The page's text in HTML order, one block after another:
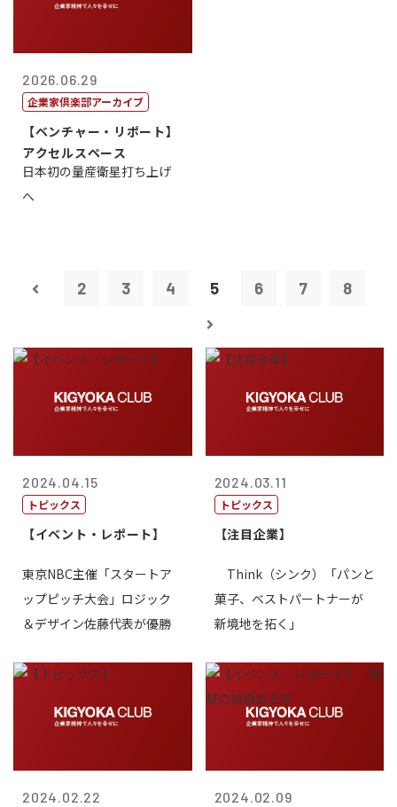
2026.06.29
企業家倶楽部アーカイブ
【ベンチャー・リポート】
アクセルスペース
日本初の量産衛星打ち上げ
へ
2 3 4 5 6 7 8
2024.04.15
トピックス
【イベント・レポート】
東京NBC主催「スタートア
ップピッチ大会」ロジック
＆デザイン佐藤代表が優勝
2024.03.11
トピックス
【注目企業】
Think（シンク）「パンと
菓子、ベストパートナーが
新境地を拓く」
2024.02.22 2024.02.09